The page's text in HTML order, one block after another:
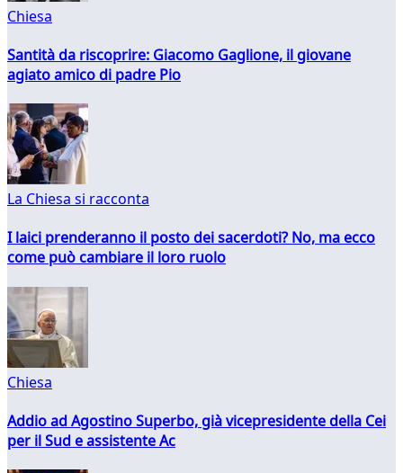
Chiesa
Santità da riscoprire: Giacomo Gaglione, il giovane
agiato amico di padre Pio
La Chiesa si racconta
I laici prenderanno il posto dei sacerdoti? No, ma ecco
come può cambiare il loro ruolo
Chiesa
Addio ad Agostino Superbo, già vicepresidente della Cei
per il Sud e assistente Ac